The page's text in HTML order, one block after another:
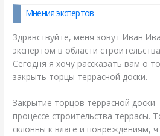
Мнения экспертов
Здравствуйте, меня зовут Иван
экспертом в области
Сегодня я хочу рассказать вам о
закрыть торцы террасной доски.
Закрытие торцов террасной
процессе строительства террасы.
склонны к влаге и повреждениям,